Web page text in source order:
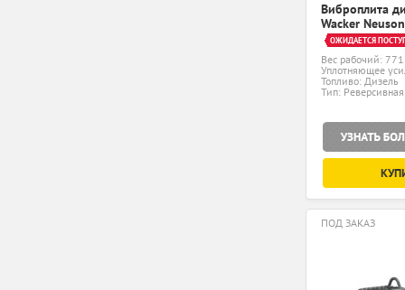
Виброплита
Wacker
ОЖИДАЕТСЯ
Вес рабочий: 771
Уплотняющее
Топливо: Дизель
Тип: Реверсивная
ПОД ЗАКАЗ